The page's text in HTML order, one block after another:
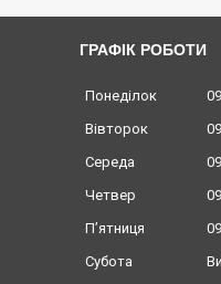
ГРАФІК РОБОТИ
Понеділок
Вівторок
Середа
Четвер
Пʼятниця
Субота